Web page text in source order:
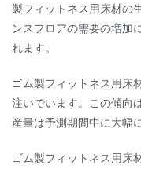
製フィットネス用床材の
ンスフロアの需要の増加
れます。
ゴム製フィットネス用床
注いでいます。この傾向
産量は予測期間中に大幅
ゴム製フィットネス用床